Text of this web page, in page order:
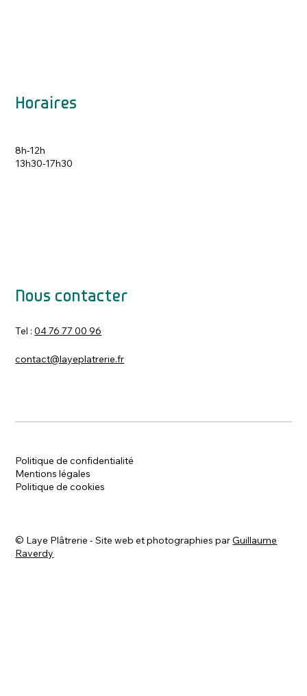
Horaires
8h-12h
13h30-17h30
Nous contacter
Tel :04 76 77 00 96
contact@layeplatrerie.fr
Politique de confidentialité
Mentions légales
Politique de cookies
© Laye Plâtrerie - Site web et photographies parGuillaume
Raverdy